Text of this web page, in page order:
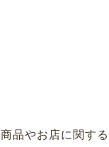
商品やお店に関す